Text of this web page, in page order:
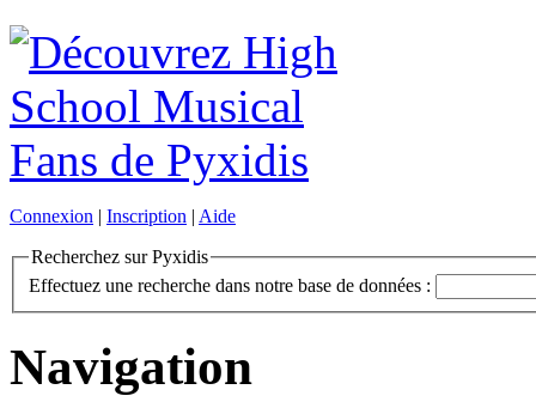
Connexion | Inscription | Aide
Recherchez sur Pyxidis
Effectuez une recherche dans notre base de données :
Navigation